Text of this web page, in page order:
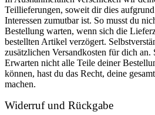
Teillieferungen, soweit dir dies
Interessen zumutbar ist. So musst du
Bestellung warten, wenn sich die
bestellten Artikel verzögert.
zusätzlichen Versandkosten für dich
Erwarten nicht alle Teile deiner
können, hast du das Recht, deine
machen.
Widerruf und Rückgabe